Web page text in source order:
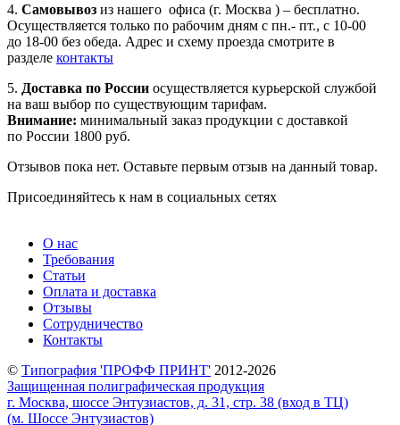
4. Самовывоз из нашего офиса (г. Москва ) – бесплатно.
Осуществляется только по рабочим дням с пн.- пт., с 10-00
до 18-00 без обеда. Адрес и схему проезда смотрите в
разделе контакты
5. Доставка по России осуществляется курьерской службой
на ваш выбор по существующим тарифам.
Внимание: минимальный заказ продукции с доставкой
по России 1800 руб.
Отзывов пока нет. Оставьте первым отзыв на данный товар.
Присоединяйтесь к нам в социальных сетях
О нас
Требования
Статьи
Оплата и доставка
Отзывы
Сотрудничество
Контакты
© Типография 'ПРОФФ ПРИНТ' 2012-2026
Защищенная полиграфическая продукция
г. Москва, шоссе Энтузиастов, д. 31, стр. 38 (вход в ТЦ)
(м. Шоссе Энтузиастов)